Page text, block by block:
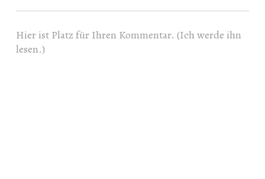
Hier ist Platz für Ihren Kommentar. (Ich werde ihn
lesen.)